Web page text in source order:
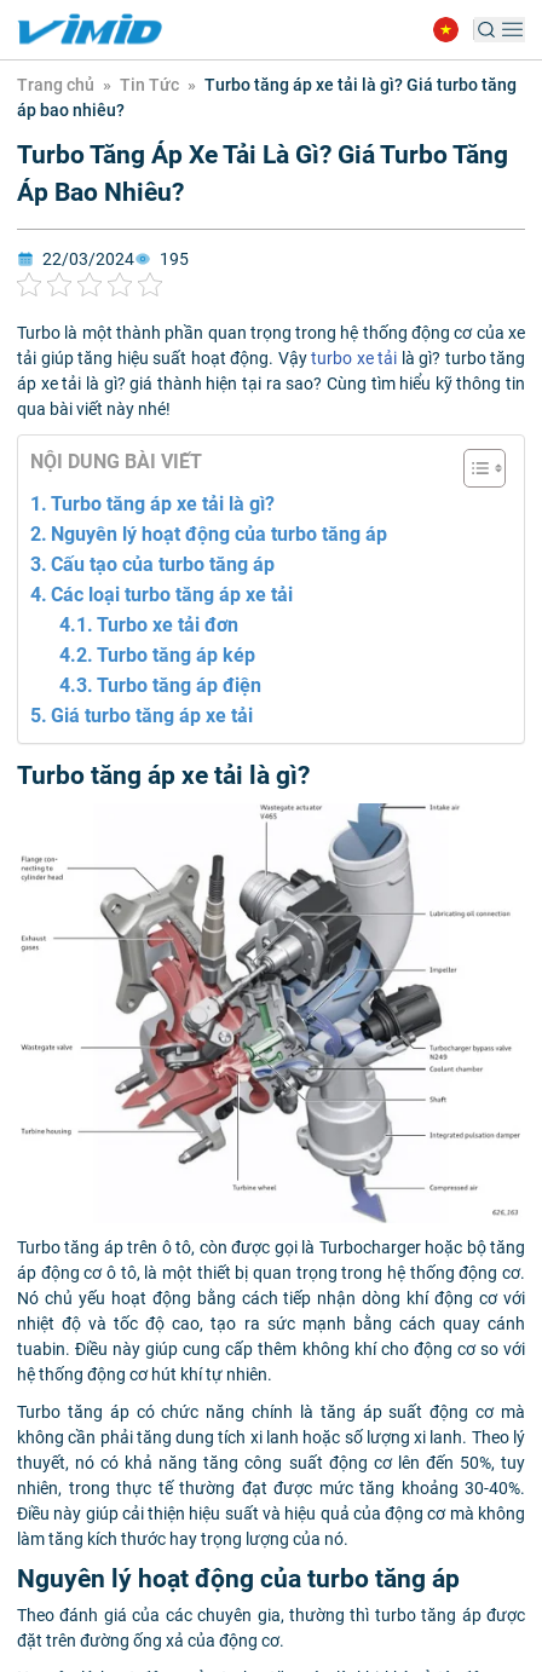
Trang chủ » Tin Tức » Turbo tăng áp xe tải là gì? Giá turbo tăng
áp bao nhiêu?
Turbo Tăng Áp Xe Tải Là Gì? Giá Turbo Tăng
Áp Bao Nhiêu?
22/03/2024 195
Turbo là một thành phần quan trọng trong hệ thống động cơ của xe
tải giúp tăng hiệu suất hoạt động. Vậyturbo xe tải là gì? turbo tăng
áp xe tải là gì? giá thành hiện tại ra sao? Cùng tìm hiểu kỹ thông tin
qua bài viết này nhé!
NỘI DUNG BÀI VIẾT
Turbo tăng áp xe tải là gì?
Nguyên lý hoạt động của turbo tăng áp
Cấu tạo của turbo tăng áp
Các loại turbo tăng áp xe tải
Turbo xe tải đơn
Turbo tăng áp kép
Turbo tăng áp điện
Giá turbo tăng áp xe tải
Turbo tăng áp xe tải là gì?
Turbo tăng áp trên ô tô, còn được gọi là Turbocharger hoặc bộ tăng
áp động cơ ô tô, là một thiết bị quan trọng trong hệ thống động cơ.
Nó chủ yếu hoạt động bằng cách tiếp nhận dòng khí động cơ với
nhiệt độ và tốc độ cao, tạo ra sức mạnh bằng cách quay cánh
tuabin. Điều này giúp cung cấp thêm không khí cho động cơ so với
hệ thống động cơ hút khí tự nhiên.
Turbo tăng áp có chức năng chính là tăng áp suất động cơ mà
không cần phải tăng dung tích xi lanh hoặc số lượng xi lanh. Theo lý
thuyết, nó có khả năng tăng công suất động cơ lên đến 50%, tuy
nhiên, trong thực tế thường đạt được mức tăng khoảng 30-40%.
Điều này giúp cải thiện hiệu suất và hiệu quả của động cơ mà không
làm tăng kích thước hay trọng lượng của nó.
Nguyên lý hoạt động của turbo tăng áp
Theo đánh giá của các chuyên gia, thường thì turbo tăng áp được
đặt trên đường ống xả của động cơ.